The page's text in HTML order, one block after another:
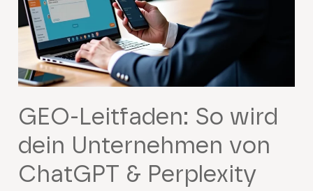
GEO-Leitfaden: So wird
dein Unternehmen von
ChatGPT & Perplexity